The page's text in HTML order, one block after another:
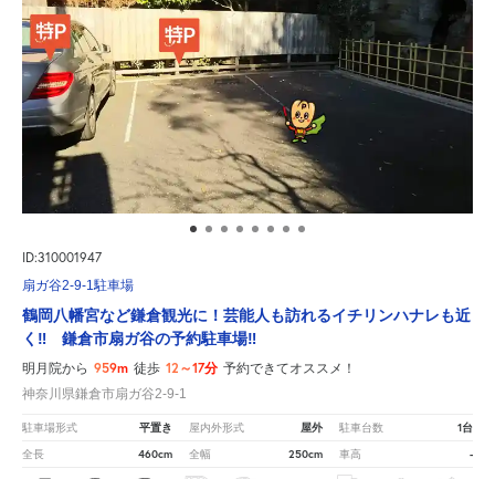
ID:310001947
扇ガ谷2-9-1駐車場
鶴岡八幡宮など鎌倉観光に！芸能人も訪れるイチリンハナレも近
く‼ 鎌倉市扇ガ谷の予約駐車場‼
明月院から 959m 徒歩 12～17分 予約できてオススメ！
神奈川県鎌倉市扇ガ谷2-9-1
駐車場形式 平置き 屋内外形式 屋外 駐車台数 1台
全長 460cm 全幅 250cm 車高 -